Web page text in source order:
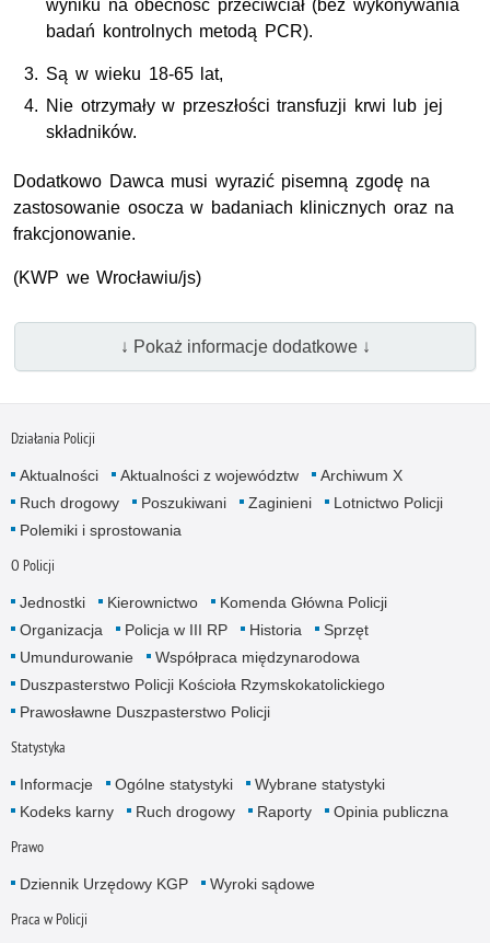
wyniku na obecność przeciwciał (bez wykonywania
badań kontrolnych metodą PCR).
Są w wieku 18-65 lat,
Nie otrzymały w przeszłości transfuzji krwi lub jej
składników.
Dodatkowo Dawca musi wyrazić pisemną zgodę na
zastosowanie osocza w badaniach klinicznych oraz na
frakcjonowanie.
(KWP we Wrocławiu/js)
↓ Pokaż informacje dodatkowe ↓
Działania Policji
Aktualności Aktualności z województw
Archiwum X
Ruch drogowy
Poszukiwani Zaginieni
Lotnictwo Policji
Polemiki i sprostowania
O Policji
Jednostki Kierownictwo
Komenda Główna Policji
Organizacja
Policja w III RP Historia
Sprzęt
Umundurowanie
Współpraca międzynarodowa
Duszpasterstwo Policji Kościoła Rzymskokatolickiego
Prawosławne Duszpasterstwo Policji
Statystyka
Informacje Ogólne statystyki
Wybrane statystyki
Kodeks karny
Ruch drogowy Raporty Opinia publiczna
Prawo
Dziennik Urzędowy KGP Wyroki sądowe
Praca w Policji